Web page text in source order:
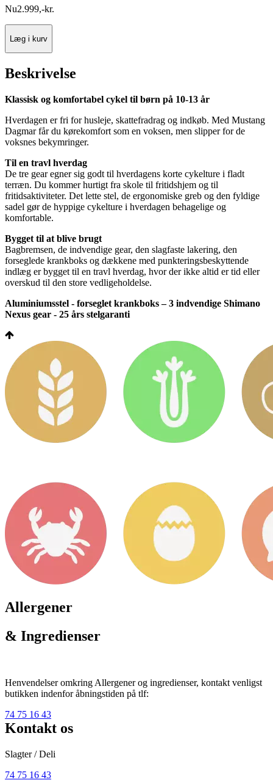
Nu2.999,-kr.
Læg i kurv
Beskrivelse
Klassisk og komfortabel cykel til børn på 10-13 år
Hverdagen er fri for husleje, skattefradrag og indkøb. Med Mustang
Dagmar får du kørekomfort som en voksen, men slipper for de
voksnes bekymringer.
Til en travl hverdag
De tre gear egner sig godt til hverdagens korte cykelture i fladt
terræn. Du kommer hurtigt fra skole til fritidshjem og til
fritidsaktiviteter. Det lette stel, de ergonomiske greb og den fyldige
sadel gør de hyppige cykelture i hverdagen behagelige og
komfortable.
Bygget til at blive brugt
Bagbremsen, de indvendige gear, den slagfaste lakering, den
forseglede krankboks og dækkene med punkteringsbeskyttende
indlæg er bygget til en travl hverdag, hvor der ikke altid er tid eller
overskud til den store vedligeholdelse.
Aluminiumsstel - forseglet krankboks – 3 indvendige Shimano
Nexus gear - 25 års stelgaranti
Allergener
& Ingredienser
Henvendelser omkring Allergener og ingredienser, kontakt venligst
butikken indenfor åbningstiden på tlf:
74 75 16 43
Kontakt os
Slagter / Deli
74 75 16 43